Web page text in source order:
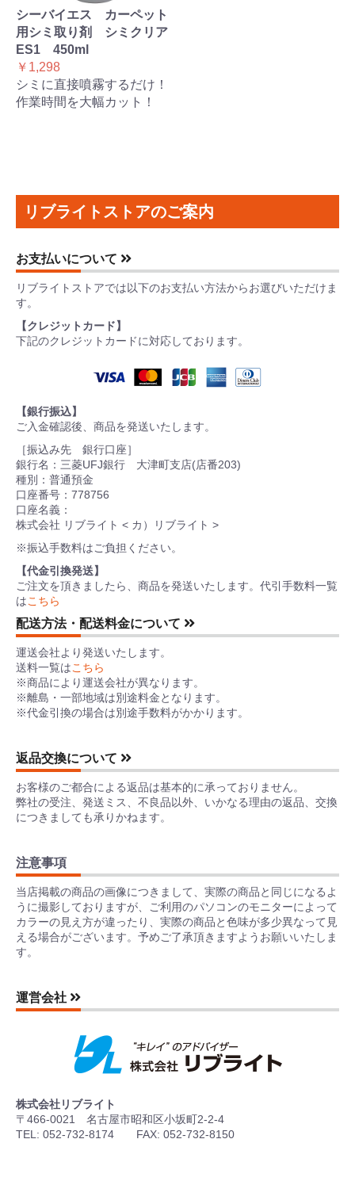
シーバイエス カーペット
用シミ取り剤 シミクリア
ES1 450ml
￥1,298
シミに直接噴霧するだけ！
作業時間を大幅カット！
リブライトストアのご案内
お支払いについて
リブライトストアでは以下のお支払い方法からお選びいただけま
す。
【クレジットカード】
下記のクレジットカードに対応しております。
【銀行振込】
ご入金確認後、商品を発送いたします。
［振込み先 銀行口座］
銀行名：三菱UFJ銀行 大津町支店(店番203)
種別：普通預金
口座番号：778756
口座名義：
株式会社 リブライト < カ）リブライト >
※振込手数料はご負担ください。
【代金引換発送】
ご注文を頂きましたら、商品を発送いたします。代引手数料一覧
はこちら
配送方法・配送料金について
運送会社より発送いたします。
送料一覧はこちら
※商品により運送会社が異なります。
※離島・一部地域は別途料金となります。
※代金引換の場合は別途手数料がかかります。
返品交換について
お客様のご都合による返品は基本的に承っておりません。
弊社の受注、発送ミス、不良品以外、いかなる理由の返品、交換
につきましても承りかねます。
注意事項
当店掲載の商品の画像につきまして、実際の商品と同じになるよ
うに撮影しておりますが、ご利用のパソコンのモニターによって
カラーの見え方が違ったり、実際の商品と色味が多少異なって見
える場合がございます。予めご了承頂きますようお願いいたしま
す。
運営会社
株式会社リブライト
〒466-0021 名古屋市昭和区小坂町2-2-4
TEL: 052-732-8174 FAX: 052-732-8150